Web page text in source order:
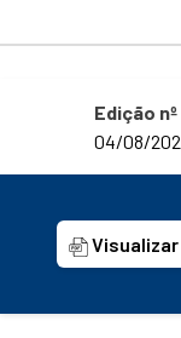
Edição
04/08/
Visualizar